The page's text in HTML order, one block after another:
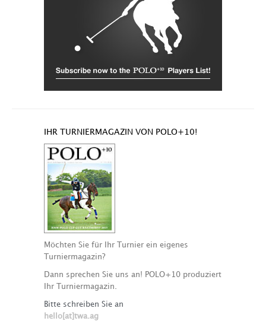
IHR TURNIERMAGAZIN VON POLO+10!
Möchten Sie für Ihr Turnier ein eigenes
Turniermagazin?
Dann sprechen Sie uns an! POLO+10 produziert
Ihr Turniermagazin.
Bitte schreiben Sie an
hello[at]twa.ag